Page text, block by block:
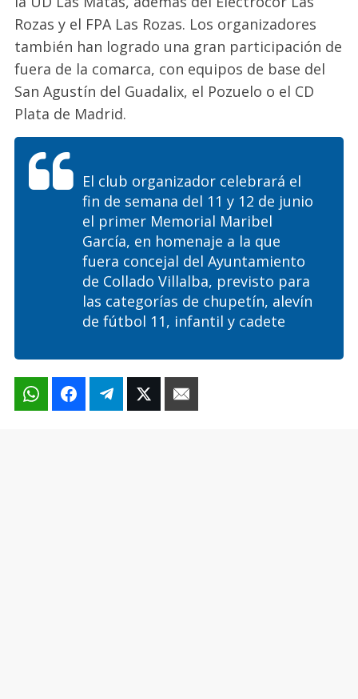
Rozas y el FPA Las Rozas. Los organizadores
también han logrado una gran participación de
fuera de la comarca, con equipos de base del
San Agustín del Guadalix, el Pozuelo o el CD
Plata de Madrid.
El club organizador celebrará el
fin de semana del 11 y 12 de junio
el primer Memorial Maribel
García, en homenaje a la que
fuera concejal del Ayuntamiento
de Collado Villalba, previsto para
las categorías de chupetín, alevín
de fútbol 11, infantil y cadete